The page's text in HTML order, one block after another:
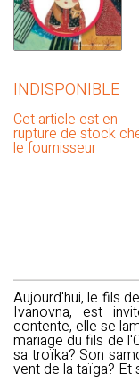
INDISPONIBLE
Cet article est en
rupture de stock
le fournisseur
Aujourd'hui, le fils
Ivanovna, est
contente, elle se
mariage du fils de
sa troïka? Son
vent de la taïga? Et